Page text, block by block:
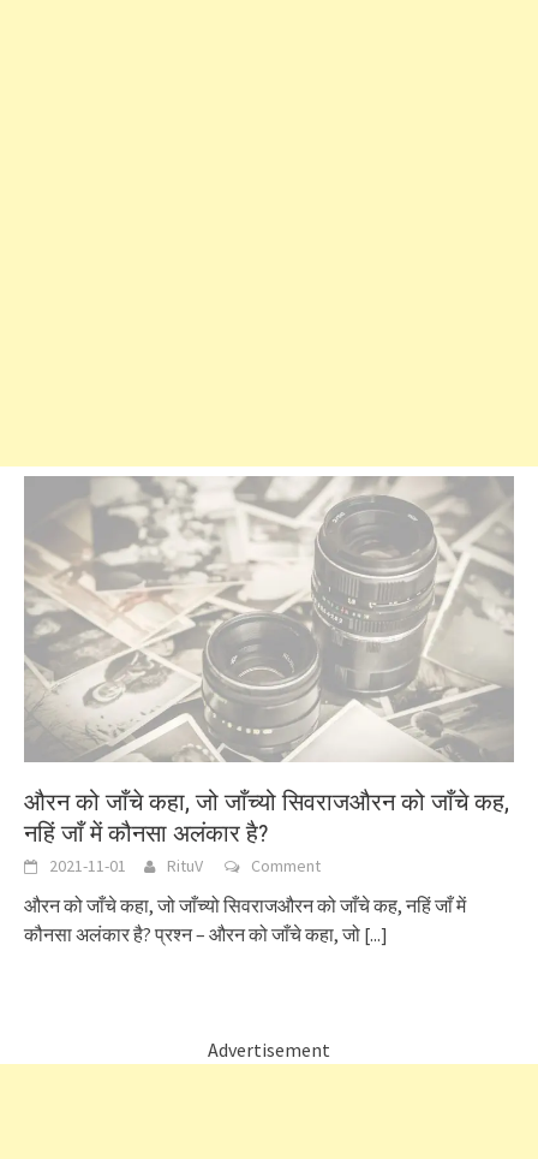
औरन को जाँचे कहा, जो जाँच्यो सिवराजऔरन को जाँचे कह,
नहिं जाँ में कौनसा अलंकार है?
2021-11-01 RituV Comment
औरन को जाँचे कहा, जो जाँच्यो सिवराजऔरन को जाँचे कह, नहिं जाँ में
कौनसा अलंकार है? प्रश्न – औरन को जाँचे कहा, जो [...]
Advertisement